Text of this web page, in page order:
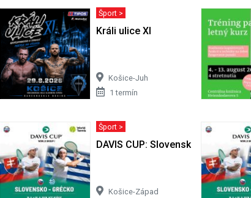
Šport >
Králi ulice XI
Košice-Juh
1 termín
Šport >
DAVIS CUP: Slovensko - Grécko
Košice-Západ